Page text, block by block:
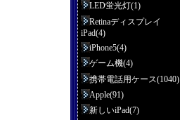
LED蛍光灯(1)
Retinaディスプレイ
iPad(4)
iPhone5(4)
ゲーム機(4)
携帯電話用ケース(1040)
Apple(91)
新しいiPad(7)